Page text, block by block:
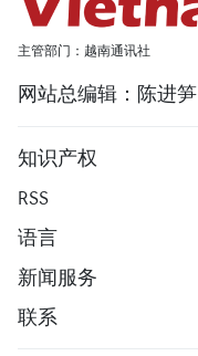
主管部门：越南通讯社
网站总编辑：陈进笋
知识产权
RSS
语言
新闻服务
联系